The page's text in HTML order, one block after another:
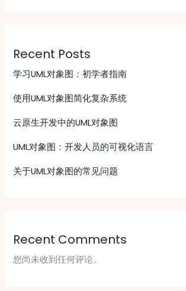
Recent Posts
学习UML对象图：初学者指南
使用UML对象图简化复杂系统
云原生开发中的UML对象图
UML对象图：开发人员的可视化语言
关于UML对象图的常见问题
Recent Comments
您尚未收到任何评论。